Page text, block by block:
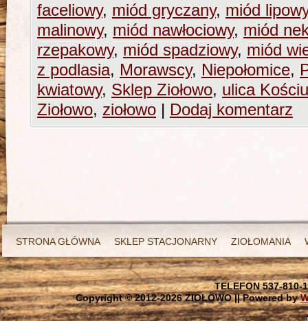
faceliowy, miód gryczany, miód lipowy
malinowy, miód nawłociowy, miód
rzepakowy, miód spadziowy, miód
z podlasia, Morawscy, Niepołomice,
kwiatowy, Sklep Ziołowo, ulica
Ziołowo, ziołowo | Dodaj komentarz
STRONA GŁÓWNA SKLEP STACJONARNY ZIOŁOMANIA
TELEFON 537-810-
Copyright © 2012-2026 ZIOŁOWO || Powered by